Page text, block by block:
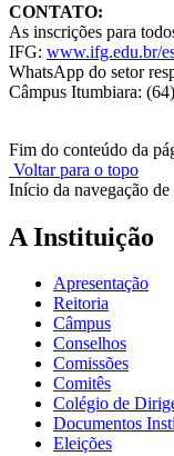
CONTATO:
As inscrições para
IFG: www.ifg.edu.br/
WhatsApp do setor
Câmpus Itumbiara:
Fim do conteúdo da
Voltar para o topo
Início da navegação de
A Instituição
Apresentação
Reitoria
Câmpus
Conselhos
Comissões
Comitês
Colégio de
Documentos
Eleições